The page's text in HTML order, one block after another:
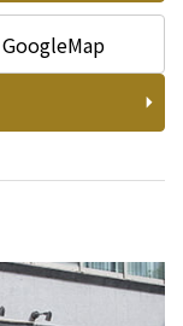
GoogleMap